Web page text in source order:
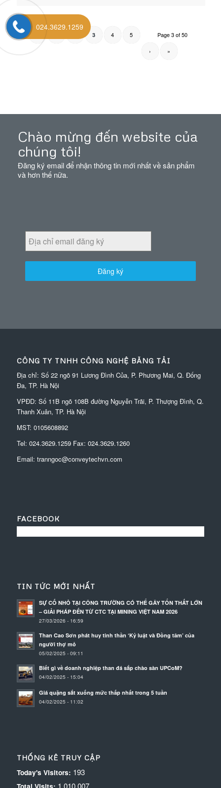
Page 3 of 50
3 4 5
› »
Chào mừng đến website của
chúng tôi!
Đăng ký email để nhận thông tin mới nhất về sản phẩm
và hơn thế nữa.
Đăng ký
CÔNG TY TNHH CÔNG NGHỆ BĂNG TẢI
Địa chỉ: Số 22 ngõ 91 Lương Đình Của, P. Phương Mai, Q. Đống
Đa, TP. Hà Nội
VPĐD: Số 11B ngõ 108B đường Nguyễn Trãi, P. Thượng Đình, Q.
Thanh Xuân, TP. Hà Nội
MST: 0105608892
Tel: 024.3629.1259Fax: 024.3629.1260
Email: tranngoc@conveytechvn.com
FACEBOOK
TIN TỨC MỚI NHẤT
SỰ CỐ NHỎ TẠI CÔNG TRƯỜNG CÓ THỂ GÂY TỔN THẤT LỚN
– GIẢI PHÁP ĐẾN TỪ CTC TẠI MINING VIỆT NAM 2026
27/03/2026 - 16:59
Than Cao Sơn phát huy tinh thần ‘Kỷ luật và Đồng tâm’ của
người thợ mỏ
05/02/2025 - 09:11
Biết gì về doanh nghiệp than đá sắp chào sàn UPCoM?
04/02/2025 - 15:04
Giá quặng sắt xuống mức thấp nhất trong 5 tuần
04/02/2025 - 11:02
THỐNG KÊ TRUY CẬP
Today's Visitors: 193
Total Visits: 1.010.007
024.3629.1259